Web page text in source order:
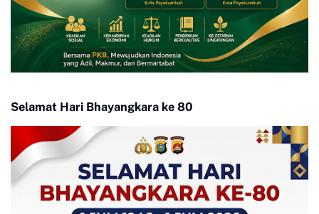
Selamat Hari Bhayangkara ke 80